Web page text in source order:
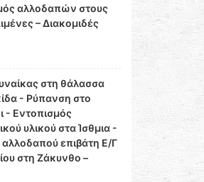
αλλοδαπών στους
– Διακομιδές
στη θάλασσα
- Ρύπανση στο
- Εντοπισμός
υλικού στα Ίσθμια -
επιβάτη Ε/Γ
στη Ζάκυνθο –